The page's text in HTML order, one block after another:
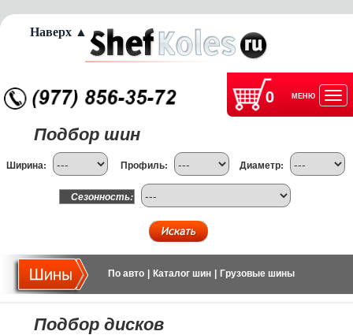
0 МЕНЮ
Подбор шин
Ширина: Профиль: Диаметр:
Сезонность:
По авто Каталог шин Грузовые шины
Подбор дисков
Наверх ▲